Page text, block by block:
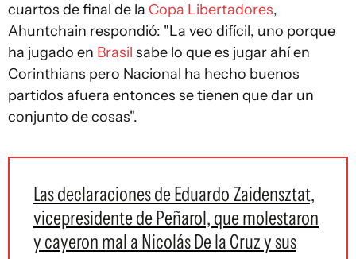
cuartos de final de la Copa Libertadores,
Ahuntchain respondió: "La veo difícil, uno porque
ha jugado en Brasil sabe lo que es jugar ahí en
Corinthians pero Nacional ha hecho buenos
partidos afuera entonces se tienen que dar un
conjunto de cosas".
Las declaraciones de Eduardo Zaidensztat,
vicepresidente de Peñarol, que molestaron
y cayeron mal a Nicolás De la Cruz y sus